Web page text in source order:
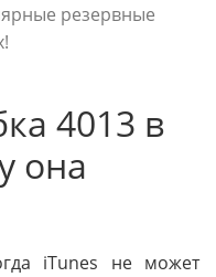
резервные
4013 в
она
iTunes не может